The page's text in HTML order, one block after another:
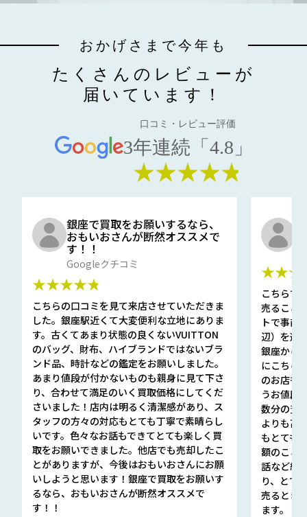
おかげさまで今年も
たくさんのレビューが
届いています！
口コミ・レビュー評価
3年連続「4.8」
★★★★★
銀座で買取をお願いするなら、
おもいおさんが断然オススメで
す！！
Googleクチコミ
★★★★★
こちらの口コミを見て来店させていただきま
した。銀座駅近くて大変便利な立地にありま
す。古くてあまり状態の良くないVUITTON
のバッグ、財布、ハイブランドではないブラ
ンド品、時計などの鑑定をお願いしました。
あまり値段が付かないものも親身に見て下さ
り、合わせて満足のいく買取価格にしてくだ
さいました！店内は明るく清潔感があり、ス
タッフの方々の対応もとても丁寧で素晴らし
いです。色々なお話もできてとても楽しく買
取をお願いできました。他店でも売却したこ
とがありますが、今後はおもいおさんにお願
いしようと思います！銀座で買取をお願いす
るなら、おもいおさんが断然オススメで
す！！
こちらで
売ること
トで事前
辺）を選
銀座から
にこちら
のお店も
うお値段
数分の査
よりも高
もとても
額のこと
話など細
り、とて
売るとき
ます。